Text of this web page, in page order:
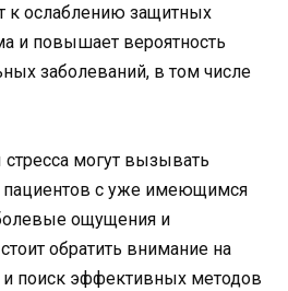
к ослаблению защитных
и повышает вероятность
заболеваний, в том числе
могут вызывать
пациентов с уже имеющимся
ощущения и
обратить внимание на
и поиск эффективных методов